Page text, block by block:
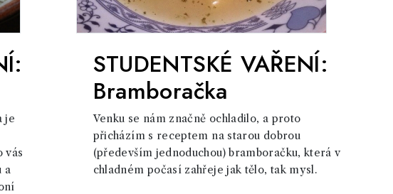
je
vás
a
STUDENTSKÉ VAŘENÍ:
Bramboračka
Venku se nám značně ochladilo, a proto
přicházím s receptem na starou dobrou
(především jednoduchou) bramboračku, která v
chladném počasí zahřeje jak tělo, tak mysl.